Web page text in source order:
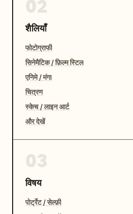
शैलियाँ
फोटोग्राफी
सिनेमैटिक / फ़िल्म स्टिल
एनिमे / मंगा
चित्रण
स्केच / लाइन आर्ट
और देखें
विषय
पोर्ट्रेट / सेल्फ़ी